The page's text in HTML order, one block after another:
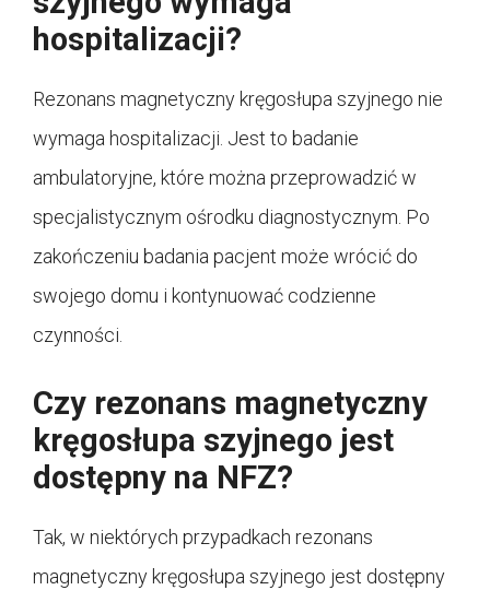
hospitalizacji?
Rezonans magnetyczny kręgosłupa szyjnego nie
wymaga hospitalizacji. Jest to badanie
ambulatoryjne, które można przeprowadzić w
specjalistycznym ośrodku diagnostycznym. Po
zakończeniu badania pacjent może wrócić do
swojego domu i kontynuować codzienne
czynności.
Czy rezonans magnetyczny
kręgosłupa szyjnego jest
dostępny na NFZ?
Tak, w niektórych przypadkach rezonans
magnetyczny kręgosłupa szyjnego jest dostępny